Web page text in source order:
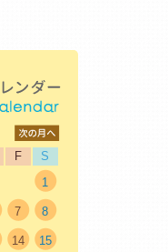
F
S
1
7 8
14 15